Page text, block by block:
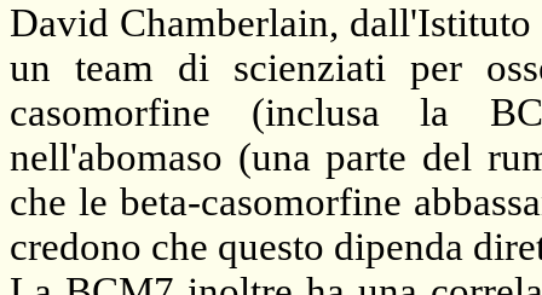
David Chamberlain, dall'Istituto
un team di scienziati per
casomorfine (inclusa la
nell'abomaso (una parte del
che le beta-casomorfine
credono che questo dipenda